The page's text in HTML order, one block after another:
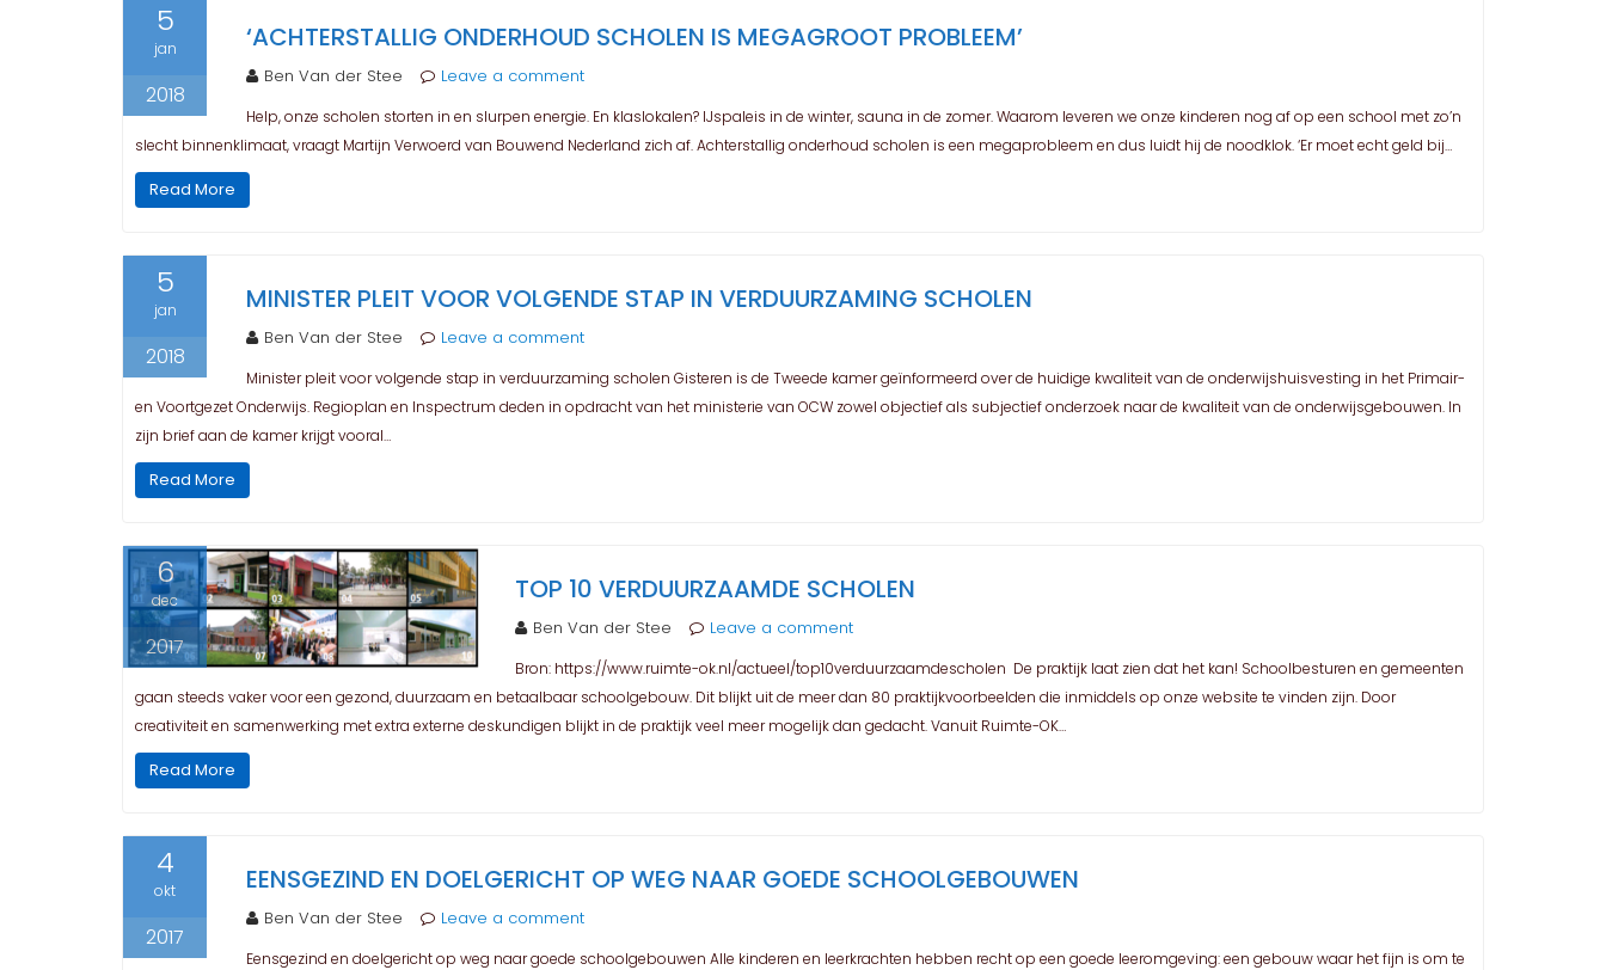
5
jan
2018
‘ACHTERSTALLIG ONDERHOUD SCHOLEN IS MEGAGROOT PROBLEEM’
Ben Van der Stee Leave a comment
Help, onze scholen storten in en slurpen energie. En klaslokalen? IJspaleis in de winter, sauna in de zomer. Waarom leveren we onze kinderen nog af op een school met zo’n
slecht binnenklimaat, vraagt Martijn Verwoerd van Bouwend Nederland zich af. Achterstallig onderhoud scholen is een megaprobleem en dus luidt hij de noodklok. ‘Er moet echt geld bij…
Read More
5
jan
2018
MINISTER PLEIT VOOR VOLGENDE STAP IN VERDUURZAMING SCHOLEN
Ben Van der Stee Leave a comment
Minister pleit voor volgende stap in verduurzaming scholen Gisteren is de Tweede kamer geïnformeerd over de huidige kwaliteit van de onderwijshuisvesting in het Primair-
en Voortgezet Onderwijs. Regioplan en Inspectrum deden in opdracht van het ministerie van OCW zowel objectief als subjectief onderzoek naar de kwaliteit van de onderwijsgebouwen. In
zijn brief aan de kamer krijgt vooral…
Read More
6
dec
2017
TOP 10 VERDUURZAAMDE SCHOLEN
Ben Van der Stee Leave a comment
Bron: https://www.ruimte-ok.nl/actueel/top10verduurzaamdescholen De praktijk laat zien dat het kan! Schoolbesturen en gemeenten
gaan steeds vaker voor een gezond, duurzaam en betaalbaar schoolgebouw. Dit blijkt uit de meer dan 80 praktijkvoorbeelden die inmiddels op onze website te vinden zijn. Door
creativiteit en samenwerking met extra externe deskundigen blijkt in de praktijk veel meer mogelijk dan gedacht. Vanuit Ruimte-OK…
Read More
4
okt
2017
EENSGEZIND EN DOELGERICHT OP WEG NAAR GOEDE SCHOOLGEBOUWEN
Ben Van der Stee Leave a comment
Eensgezind en doelgericht op weg naar goede schoolgebouwen Alle kinderen en leerkrachten hebben recht op een goede leeromgeving: een gebouw waar het fijn is om te